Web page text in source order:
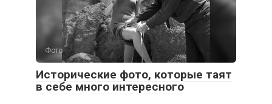
Фото
Исторические фото, которые таят
в себе много интересного